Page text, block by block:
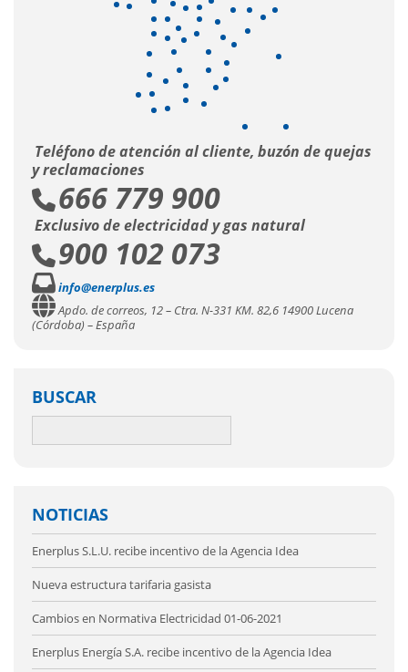
Teléfono de atención al cliente, buzón de quejas
y reclamaciones
666 779 900
Exclusivo de electricidad y gas natural
900 102 073
info@enerplus.es
Apdo. de correos, 12 – Ctra. N-331 KM. 82,6 14900 Lucena
(Córdoba) – España
BUSCAR
NOTICIAS
Enerplus S.L.U. recibe incentivo de la Agencia Idea
Nueva estructura tarifaria gasista
Cambios en Normativa Electricidad 01-06-2021
Enerplus Energía S.A. recibe incentivo de la Agencia Idea